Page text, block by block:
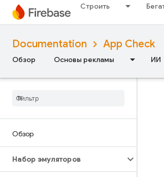
Строить
Documentation App Check
Обзор Основы рекламы ИИ
Обзор
Набор эмуляторов